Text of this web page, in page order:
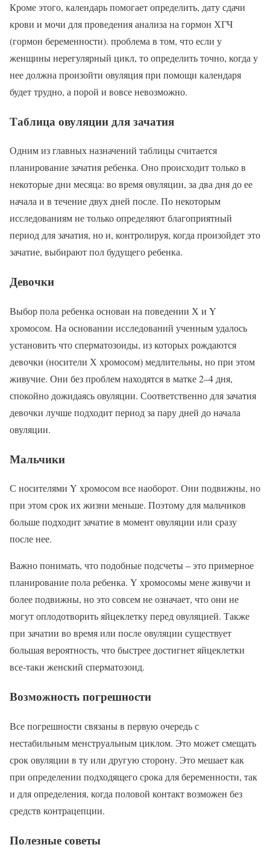
Кроме этого, календарь помогает определить, дату сдачи
крови и мочи для проведения анализа на гормон ХГЧ
(гормон беременности). проблема в том, что если у
женщины нерегулярный цикл, то определить точно, когда у
нее должна произойти овуляция при помощи календаря
будет трудно, а порой и вовсе невозможно.
Таблица овуляции для зачатия
Одним из главных назначений таблицы считается
планирование зачатия ребенка. Оно происходит только в
некоторые дни месяца: во время овуляции, за два дня до ее
начала и в течение двух дней после. По некоторым
исследованиям не только определяют благоприятный
период для зачатия, но и, контролируя, когда произойдет это
зачатие, выбирают пол будущего ребенка.
Девочки
Выбор пола ребенка основан на поведении Х и Y
хромосом. На основании исследований ученным удалось
установить что сперматозоиды, из которых рождаются
девочки (носители Х хромосом) медлительны, но при этом
живучие. Они без проблем находятся в матке 2–4 дня,
спокойно дожидаясь овуляции. Соответственно для зачатия
девочки лучше подходит период за пару дней до начала
овуляции.
Мальчики
С носителями Y хромосом все наоборот. Они подвижны, но
при этом срок их жизни меньше. Поэтому для мальчиков
больше подходит зачатие в момент овуляции или сразу
после нее.
Важно понимать, что подобные подсчеты – это примерное
планирование пола ребенка. Y хромосомы мене живучи и
более подвижны, но это совсем не означает, что они не
могут оплодотворить яйцеклетку перед овуляцией. Также
при зачатии во время или после овуляции существует
большая вероятность, что быстрее достигнет яйцеклетки
все-таки женский сперматозоид.
Возможность погрешности
Все погрешности связаны в первую очередь с
нестабильным менструальным циклом. Это может смещать
срок овуляции в ту или другую сторону. Это мешает как
при определении подходящего срока для беременности, так
и для определения, когда половой контакт возможен без
средств контрацепции.
Полезные советы